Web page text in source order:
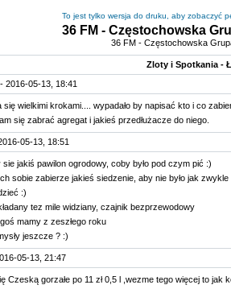
To jest tylko wersja do druku, aby zobaczyć
36 FM - Częstochowska
36 FM - Częstochowska
Zloty i Spotkania -
2016-05-13, 18:41
się wielkimi krokami.... wypadało by napisać kto i co
się zabrać agregat i jakieś przedłużacze do niego.
05-13, 18:51
sie jakiś pawilon ogrodowy, coby było pod czym pić :)
sobie zabierze jakieś siedzenie, aby nie było jak
:)
tez mile widziany, czajnik bezprzewodowy
mamy z zeszłego roku
jeszcze ? :)
05-13, 21:47
Czeską gorzałe po 11 zł 0,5 l ,wezme tego więcej to jak